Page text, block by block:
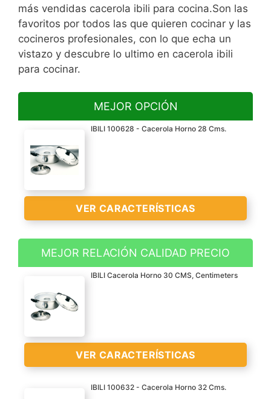
más vendidas cacerola ibili para cocina.Son las
favoritos por todos las que quieren cocinar y las
cocineros profesionales, con lo que echa un
vistazo y descubre lo ultimo en cacerola ibili
para cocinar.
MEJOR OPCIÓN
IBILI 100628 - Cacerola Horno 28 Cms.
VER CARACTERÍSTICAS
Cacerola Horno Aluminio
pulido 28 cm Asas
bakelita
Material : Aluminio pulido.
Diámetro : 28 cm
CARACTERÍSTICAS
>
MEJOR RELACIÓN CALIDAD PRECIO
IBILI Cacerola Horno 30 CMS, Centimeters
VER CARACTERÍSTICAS
IBILI 100632 - Cacerola Horno 32 Cms.